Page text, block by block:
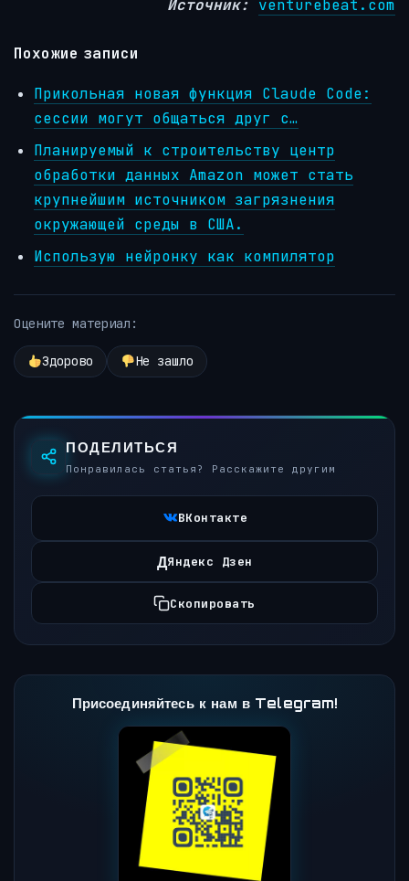
Источник: venturebeat.com
Похожие записи
Прикольная новая функция Claude Code:
сессии могут общаться друг с…
Планируемый к строительству центр
обработки данных Amazon может стать
крупнейшим источником загрязнения
окружающей среды в США.
Использую нейронку как компилятор
Оцените материал:
Здорово Не зашло
ПОДЕЛИТЬСЯ
Понравилась статья? Расскажите другим
ВКонтакте
ДЯндекс Дзен
Скопировать
Присоединяйтесь к нам в Telegram!